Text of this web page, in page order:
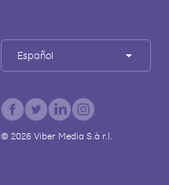
Español
© 2026Viber Media S.à r.l.